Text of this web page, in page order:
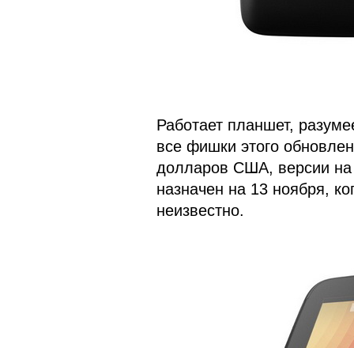
Работает планшет,
все фишки этого
долларов США, версии на
назначен на 13 ноября,
неизвестно.